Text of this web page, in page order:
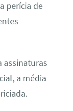
perícia de
assinaturas
a média